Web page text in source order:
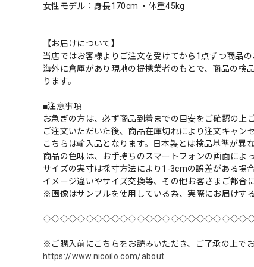
女性モデル：身長170cm ・体重45kg
【お届けについて】
当店ではお客様よりご注文を受けてから1点ずつ商品の
海外に倉庫があり現地の提携業者のもとで、商品の検
ります。
■注意事項
お急ぎの方は、必ず商品到着までの目安をご確認の上
ご注文いただいた後、商品在庫切れにより注文キャン
こちらは輸入品となります。日本製とは検品基準が異
商品の色味は、お手持ちのスマートフォンの画面によ
サイズの実寸は採寸方法により1-3cmの誤差がある場合
イメージ違いやサイズ交換等、その他お客さまご都合
※画像はサンプルを使用している為、実際にお届けす
※ご購入前にこちらをお読みいただき、ご了承の上で
https://www.nicoilo.com/about